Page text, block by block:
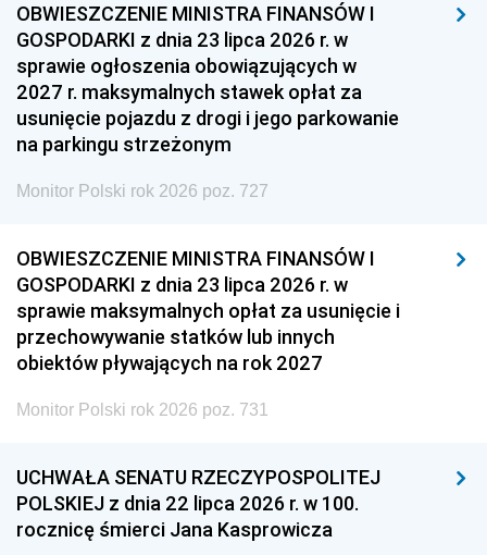
OBWIESZCZENIE MINISTRA FINANSÓW I
GOSPODARKI z dnia 23 lipca 2026 r. w
sprawie ogłoszenia obowiązujących w
2027 r. maksymalnych stawek opłat za
usunięcie pojazdu z drogi i jego parkowanie
na parkingu strzeżonym
Monitor Polski rok 2026 poz. 727
OBWIESZCZENIE MINISTRA FINANSÓW I
GOSPODARKI z dnia 23 lipca 2026 r. w
sprawie maksymalnych opłat za usunięcie i
przechowywanie statków lub innych
obiektów pływających na rok 2027
Monitor Polski rok 2026 poz. 731
UCHWAŁA SENATU RZECZYPOSPOLITEJ
POLSKIEJ z dnia 22 lipca 2026 r. w 100.
rocznicę śmierci Jana Kasprowicza